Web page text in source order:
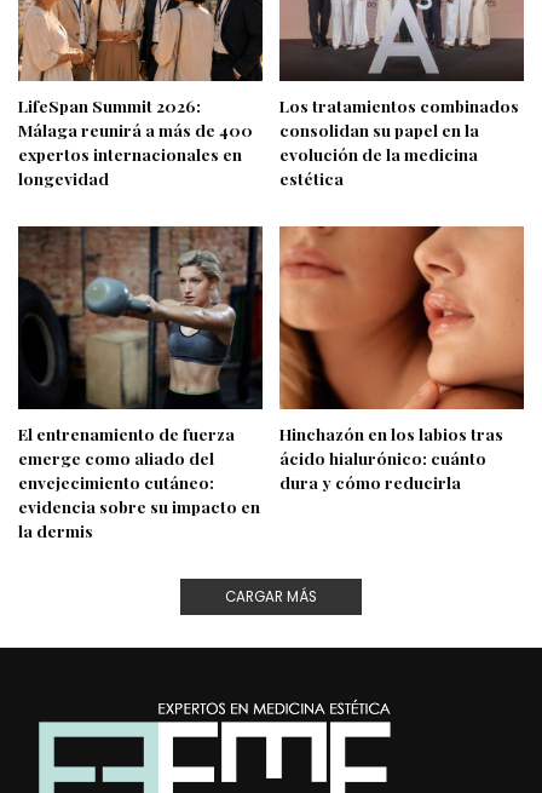
LifeSpan Summit 2026:
Málaga reunirá a más de 400
expertos internacionales en
longevidad
Los tratamientos combinados
consolidan su papel en la
evolución de la medicina
estética
El entrenamiento de fuerza
emerge como aliado del
envejecimiento cutáneo:
evidencia sobre su impacto en
la dermis
Hinchazón en los labios tras
ácido hialurónico: cuánto
dura y cómo reducirla
CARGAR MÁS